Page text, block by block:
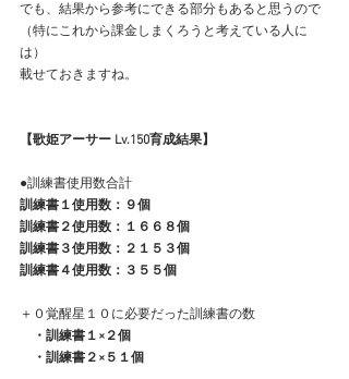
でも、結果から参考にできる部分もあると思うので
（特にこれから課金しまくろうと考えている人に
は）
載せておきますね。
【歌姫アーサー Lv.150育成結果】
●訓練書使用数合計
訓練書１使用数：９個
訓練書２使用数：１６６８個
訓練書３使用数：２１５３個
訓練書４使用数：３５５個
＋０覚醒星１０に必要だった訓練書の数
・訓練書１×２個
・訓練書２×５１個